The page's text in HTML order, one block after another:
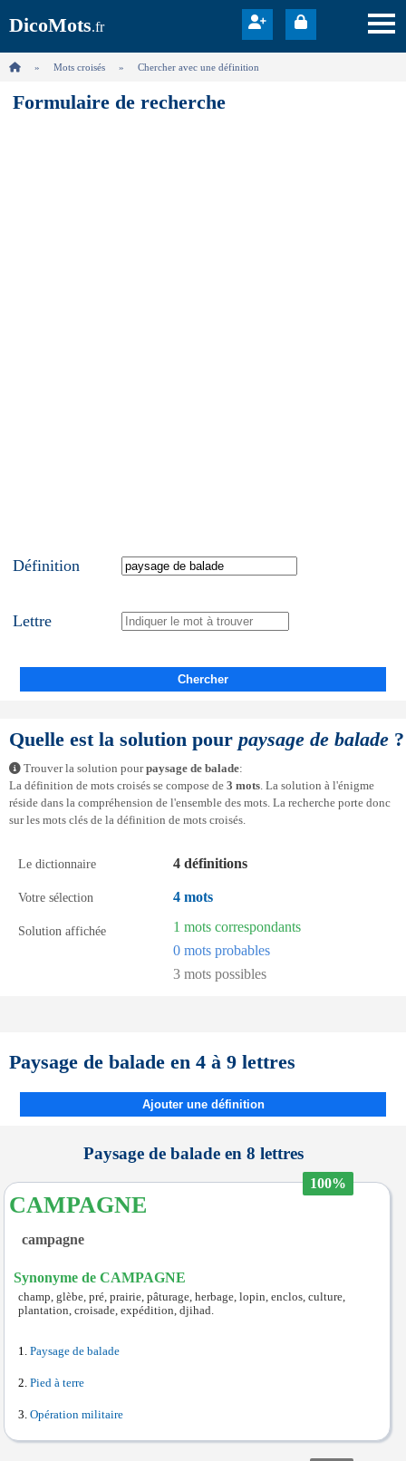
DicoMots.fr
Mots croisés Chercher avec une définition
Formulaire de recherche
Définition
Lettre
Chercher
Quelle est la solution pour paysage de balade ?
Trouver la solution pourpaysage de balade:
La définition de mots croisés se compose de 3 mots. La solution à l'énigme
réside dans la compréhension de l'ensemble des mots. La recherche porte donc
sur les mots clés de la définition de mots croisés.
Le dictionnaire 4 définitions
Votre sélection 4 mots
Solution affichée
1 mots correspondants
0 mots probables
3 mots possibles
Paysage de balade en 4 à 9 lettres
Ajouter une définition
Paysage de balade en 8 lettres
100%
CAMPAGNE
campagne
Synonyme de CAMPAGNE
champ, glèbe, pré, prairie, pâturage, herbage, lopin, enclos, culture,
plantation, croisade, expédition, djihad.
Paysage de balade
Pied à terre
Opération militaire